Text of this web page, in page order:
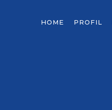
HOME PROFIL